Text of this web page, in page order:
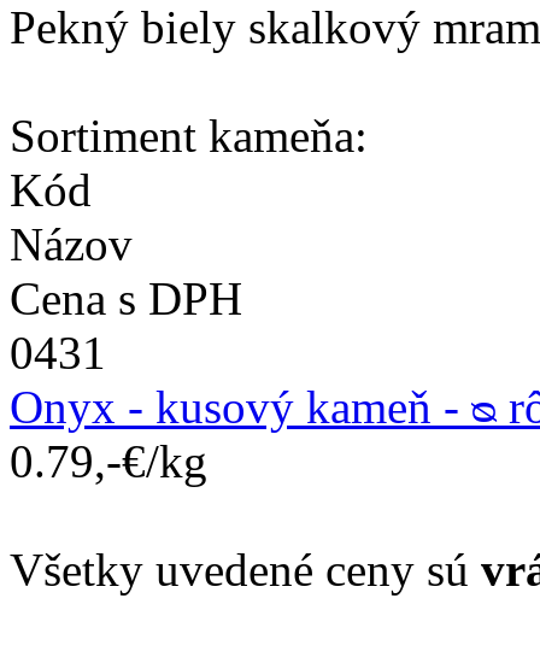
Pekný biely skalkový
Sortiment kameňa:
Kód
Názov
Cena s DPH
0431
Onyx - kusový kameň - ᴓ
0.79,-€/kg
Všetky uvedené ceny sú